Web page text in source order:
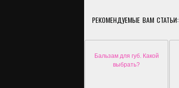
РЕКОМЕНДУЕМЫЕ ВАМ СТАТЬИ:
Бальзам для губ. Какой
выбрать?